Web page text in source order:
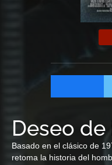
Deseo de
Basado en el clásico de
retoma la historia del